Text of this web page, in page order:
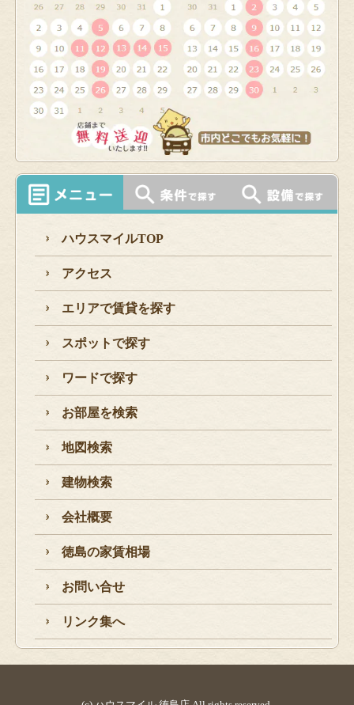
ハウスマイルTOP
アクセス
エリアで賃貸を探す
スポットで探す
ワードで探す
お部屋を検索
地図検索
建物検索
会社概要
徳島の家賃相場
お問い合せ
リンク集へ